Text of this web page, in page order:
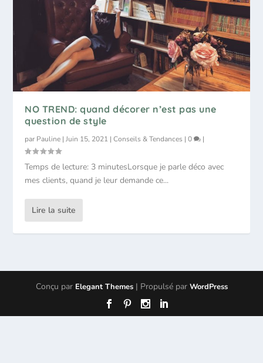
NO TREND: quand décorer n’est pas une
question de style
par Pauline |Juin 15, 2021 |Conseils & Tendances |0 |
Temps de lecture: 3 minutesLorsque je parle déco avec
mes clients, quand je leur demande ce...
Lire la suite
Conçu par Elegant Themes| Propulsé par WordPress